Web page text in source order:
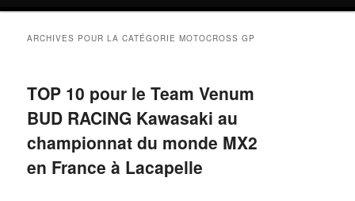
ARCHIVES POUR LA CATÉGORIEMOTOCROSS GP
TOP 10 pour le Team Venum
BUD RACING Kawasaki au
championnat du monde MX2
en France à Lacapelle